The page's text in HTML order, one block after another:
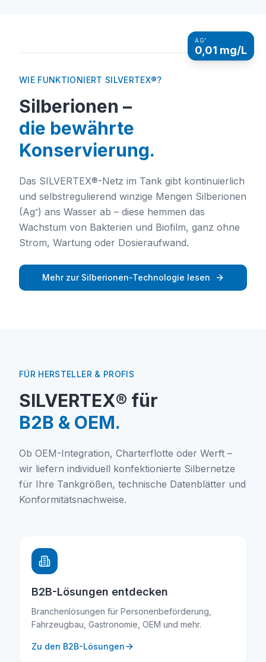
WIE FUNKTIONIERT SILVERTEX®?
Silberionen –
die bewährte
Konservierung.
Das SILVERTEX®-Netz im Tank gibt kontinuierlich
und selbstregulierend winzige Mengen Silberionen
(Ag⁺) ans Wasser ab – diese hemmen das
Wachstum von Bakterien und Biofilm, ganz ohne
Strom, Wartung oder Dosieraufwand.
Mehr zur Silberionen-Technologie lesen
AG⁺
0,01 mg/L
FÜR HERSTELLER & PROFIS
SILVERTEX® für
B2B & OEM.
Ob OEM-Integration, Charterflotte oder Werft –
wir liefern individuell konfektionierte Silbernetze
für Ihre Tankgrößen, technische Datenblätter und
Konformitätsnachweise.
B2B-Lösungen entdecken
Branchenlösungen für Personenbeförderung,
Fahrzeugbau, Gastronomie, OEM und mehr.
Zu den B2B-Lösungen